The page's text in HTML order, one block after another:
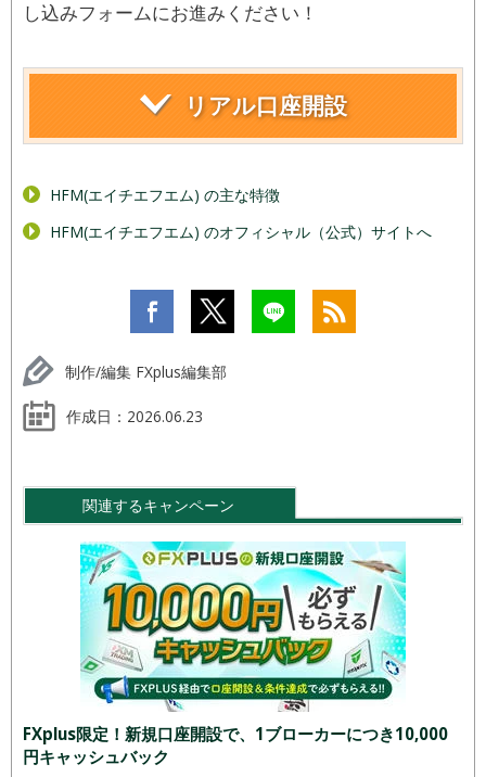
し込みフォームにお進みください！
リアル口座開設
HFM(エイチエフエム) の主な特徴
HFM(エイチエフエム) のオフィシャル（公式）サイトへ
制作/編集 FXplus編集部
作成日： 2026.06.23
関連するキャンペーン
FXplus限定！新規口座開設で、1ブローカーにつき10,000
円キャッシュバック